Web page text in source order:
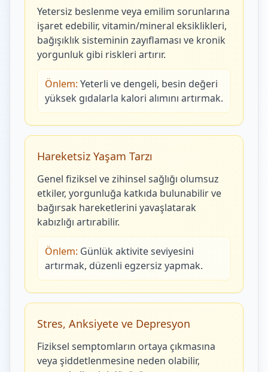
Yetersiz beslenme veya emilim sorunlarına
işaret edebilir, vitamin/mineral eksiklikleri,
bağışıklık sisteminin zayıflaması ve kronik
yorgunluk gibi riskleri artırır.
Önlem: Yeterli ve dengeli, besin değeri
yüksek gıdalarla kalori alımını artırmak.
Hareketsiz Yaşam Tarzı
Genel fiziksel ve zihinsel sağlığı olumsuz
etkiler, yorgunluğa katkıda bulunabilir ve
bağırsak hareketlerini yavaşlatarak
kabızlığı artırabilir.
Önlem: Günlük aktivite seviyesini
artırmak, düzenli egzersiz yapmak.
Stres, Anksiyete ve Depresyon
Fiziksel semptomların ortaya çıkmasına
veya şiddetlenmesine neden olabilir,